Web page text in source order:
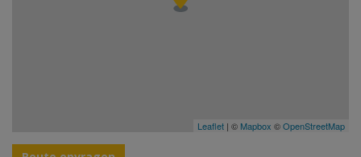
Leaflet | © Mapbox ©OpenStreetMap